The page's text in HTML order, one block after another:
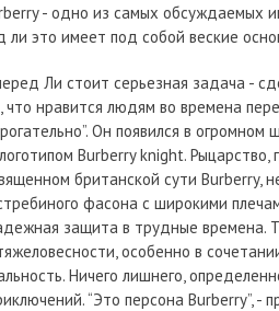
- одно из самых обсуждаемых
это имеет под собой веские
Ли стоит серьезная задача -
нравится людям во времена
Он появился в огромном
Burberry knight. Рыцарство,
британской сути Burberry,
фасона с широкими
защита в трудные времена.
особенно в
Ничего лишнего,
“Это персона Burberry”, -